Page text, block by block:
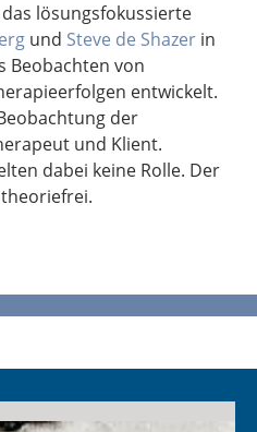
lösungsfokussierte
und Steve de Shazer in
Beobachten von
entwickelt.
der
und Klient.
dabei keine Rolle. Der